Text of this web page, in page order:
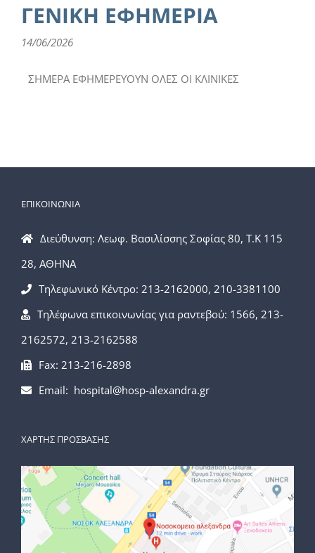
ΓΕΝΙΚΗ ΕΦΗΜΕΡΙΑ
14/06/2026
ΣΗΜΕΡΑ ΕΦΗΜΕΡΕΥΟΥΝ ΟΛΕΣ ΟΙ ΚΛΙΝΙΚΕΣ
ΕΠΙΚΟΙΝΩΝΙΑ
Διεύθυνση: Λεωφ. Βασιλίσσης Σοφίας 80, Τ.Κ 115
28, ΑΘΗΝΑ
Τηλεφωνικό Κέντρο: 213-2162000, 210-3381100
Τηλέφωνα επικοινωνίας για ραντεβού: 1566, 213-
2162572, 213-2162588
Fax: 213-216-2898
Email: hospital@hosp-alexandra.gr
ΧΑΡΤΗΣ ΠΡΟΣΒΑΣΗΣ